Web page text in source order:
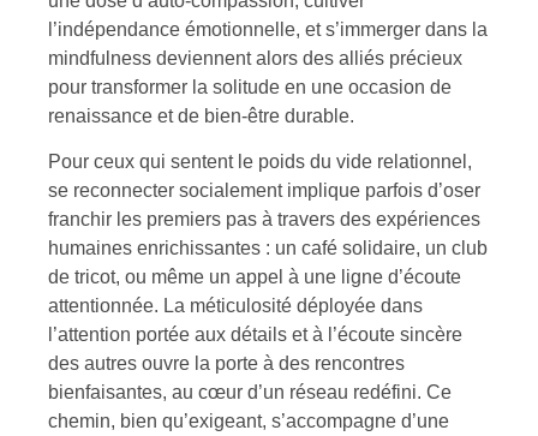
l’indépendance émotionnelle, et s’immerger dans la
mindfulness deviennent alors des alliés précieux
pour transformer la solitude en une occasion de
renaissance et de bien-être durable.
Pour ceux qui sentent le poids du vide relationnel,
se reconnecter socialement implique parfois d’oser
franchir les premiers pas à travers des expériences
humaines enrichissantes : un café solidaire, un club
de tricot, ou même un appel à une ligne d’écoute
attentionnée. La méticulosité déployée dans
l’attention portée aux détails et à l’écoute sincère
des autres ouvre la porte à des rencontres
bienfaisantes, au cœur d’un réseau redéfini. Ce
chemin, bien qu’exigeant, s’accompagne d’une